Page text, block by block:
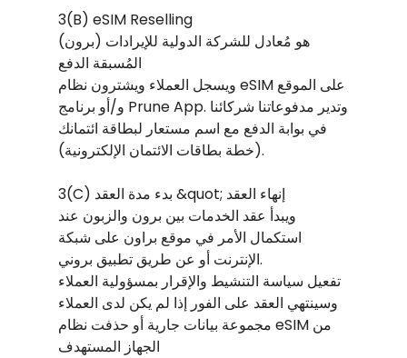
3(B) eSIM Reselling
(برون) هو مُعادل للشركة الدولية للإيرادات
المُسبقة الدفع
ويسجل العملاء ويشترون نظام eSIM على الموقع
و/أو برنامج Prune App. وتدير مدفوعاتنا شركائنا
في بوابة الدفع مع اسم مستعار لبطاقة ائتمانك
(خطة بطاقات الائتمان الإلكترونية).
3(C) بدء مدة العقد &quot; إنهاء العقد
ويبدأ عقد الخدمات بين برون والزبون عند
استكمال الأمر في موقع براون على شبكة
الإنترنت أو عن طريق تطبيق بروني.
تفعيل سياسة التنشيط والإقرار بمسؤولية العملاء
وسينتهي العقد على الفور إذا لم يكن لدى العملاء
مجموعة بيانات جارية أو حذفت نظام eSIM من
الجهاز المستهدف